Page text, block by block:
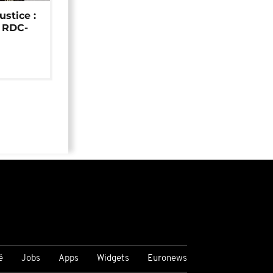
:
Jobs Apps Widgets Euronews